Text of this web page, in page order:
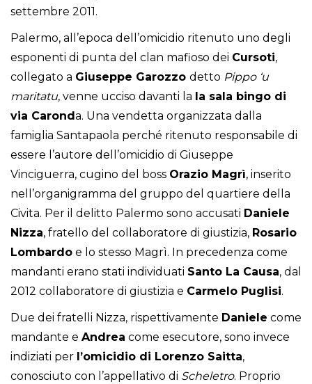
settembre 2011.
Palermo, all’epoca dell’omicidio ritenuto uno degli
esponenti di punta del clan mafioso dei Cursoti,
collegato a Giuseppe Garozzo detto Pippo ‘u
maritatu, venne ucciso davanti la la sala bingo di
via Caronda. Una vendetta organizzata dalla
famiglia Santapaola perché ritenuto responsabile di
essere l’autore dell’omicidio di Giuseppe
Vinciguerra, cugino del boss Orazio Magrì, inserito
nell’organigramma del gruppo del quartiere della
Civita. Per il delitto Palermo sono accusati Daniele
Nizza, fratello del collaboratore di giustizia, Rosario
Lombardo e lo stesso Magrì. In precedenza come
mandanti erano stati individuati Santo La Causa, dal
2012 collaboratore di giustizia e Carmelo Puglisi.
Due dei fratelli Nizza, rispettivamente Daniele come
mandante e Andrea come esecutore, sono invece
indiziati per l’omicidio di Lorenzo Saitta,
conosciuto con l’appellativo di Scheletro. Proprio